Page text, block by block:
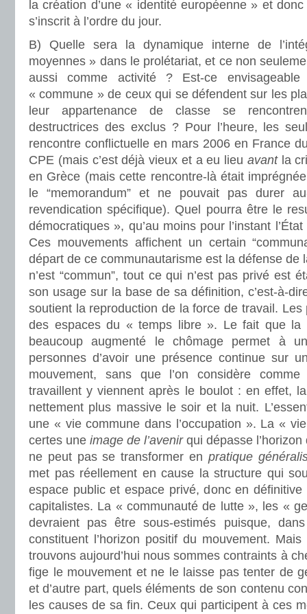
la création d’une « identité européenne » et
s’inscrit à l’ordre du jour.
Β) Quelle sera la dynamique interne de
moyennes » dans le prolétariat, et ce non
aussi comme activité ? Est-ce
« commune » de ceux qui se défendent sur les
leur appartenance de classe se
destructrices des exclus ? Pour l’heure, les
rencontre conflictuelle en mars 2006 en France
CPE (mais c’est déjà vieux et a eu lieu avantla
en Grèce (mais cette rencontre-là était
le “memorandum” et ne pouvait pas durer
revendication spécifique). Quel pourra être le
démocratiques », qu’au moins pour l’instant
Ces mouvements affichent un certain
départ de ce communautarisme est la défense de
n’est “commun”, tout ce qui n’est pas privé est
son usage sur la base de sa définition, c’est-à-
soutient la reproduction de la force de travail.
des espaces du « temps libre ». Le fait que la
beaucoup augmenté le chômage permet à
personnes d’avoir une présence continue sur
mouvement, sans que l’on considère
travaillent y viennent après le boulot : en effet,
nettement plus massive le soir et la nuit.
une « vie commune dans l’occupation ». La «
certes une image de l’avenirqui dépasse
ne peut pas se transformer en pratique
met pas réellement en cause la structure qui
espace public et espace privé, donc en définitive
capitalistes. La « communauté de lutte », les «
devraient pas être sous-estimés puisque,
constituent l’horizon positif du mouvement.
trouvons aujourd’hui nous sommes contraints à
fige le mouvement et ne le laisse pas tenter de
et d’autre part, quels éléments de son contenu
les causes de sa fin. Ceux qui participent à ces